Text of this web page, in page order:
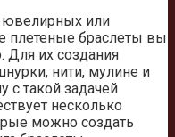
ювелирных или
плетеные браслеты вы
Для их создания
нити, мулине и
с такой задачей
несколько
можно создать